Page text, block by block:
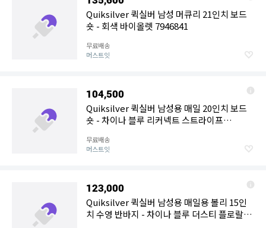
Quiksilver 퀵실버 남성 머큐리 21인치 보드
숏 - 회색 바이올렛 7946841
무료배송
머스트잇
104,500
Quiksilver 퀵실버 남성용 매일 20인치 보드
숏 - 차이나 블루 리커넥트 스트라이프
무료배송
머스트잇
123,000
Quiksilver 퀵실버 남성용 매일용 볼리 15인
치 수영 반바지 - 차이나 블루 더스티 플로랄